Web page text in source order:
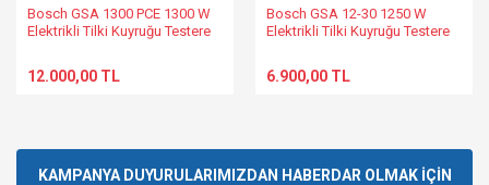
Bosch GSA 1300 PCE 1300 W
Elektrikli Tilki Kuyruğu Testere
12.000,00 TL
Bosch GSA 12-30 1250 W
Elektrikli Tilki Kuyruğu Testere
6.900,00 TL
KAMPANYA DUYURULARIMIZDAN HABERDAR OLMAK İÇİN